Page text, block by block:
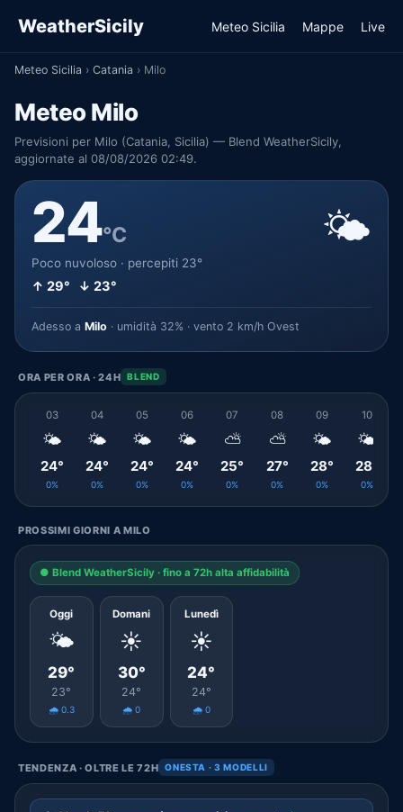
WeatherSicily Meteo Sicilia Mappe Live
Meteo Sicilia › Catania › Milo
Meteo Milo
Previsioni per Milo (Catania, Sicilia) — Blend WeatherSicily,
aggiornate al 08/08/2026 02:49.
24°C
Poco nuvoloso · percepiti 23°
↑ 29° ↓ 23°
🌤️
Adesso a Milo · umidità 32% · vento 2 km/h Ovest
ORA PER ORA · 24H BLEND
03
🌤️
24°
0%
04
🌤️
24°
0%
05
🌤️
24°
0%
06
🌤️
24°
0%
07
⛅
25°
0%
08
⛅
27°
0%
09
🌤️
28°
0%
10
🌤️
28°
0%
PROSSIMI GIORNI A MILO
● Blend WeatherSicily · fino a 72h alta affidabilità
Oggi
🌤️
29°
23°
🌧️ 0.3
Domani
☀️
30°
24°
🌧️ 0
Lunedì
☀️
24°
24°
🌧️ 0
TENDENZA · OLTRE LE 72H ONESTA · 3 MODELLI